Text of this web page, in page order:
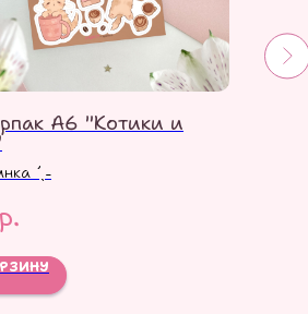
А6 "Котики и
´ˎ˗
р.